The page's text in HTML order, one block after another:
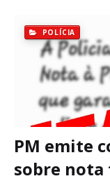
POLÍCIA
PM emite
sobre nota